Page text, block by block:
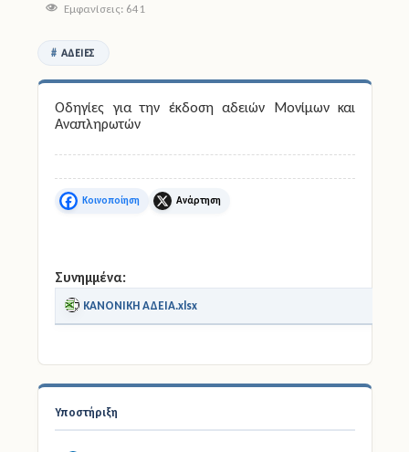
Νομοθεσία
Άδειες
Ηλεκτρονικές Υπηρεσίες
Επικοινωνία
Υποστήριξη
Εμφανίσεις: 641
ΆΔΕΙΕΣ
Οδηγίες για την έκδοση αδειών Μονίμων και
Αναπληρωτών
Facebook X
Συνημμένα:
ΚΑΝΟΝΙΚΗ ΑΔΕΙΑ.xlsx